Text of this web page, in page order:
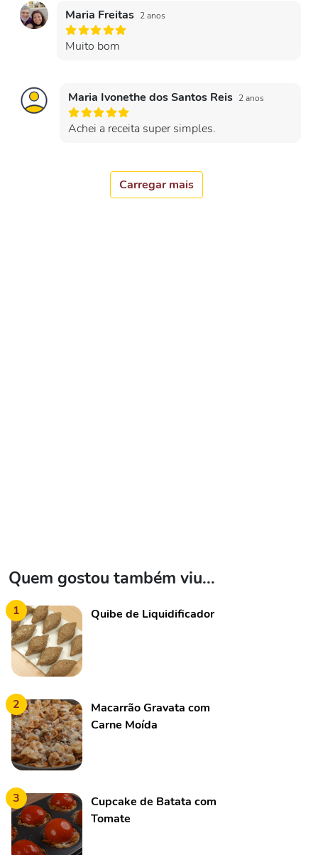
Maria Freitas 2 anos
Muito bom
Maria Ivonethe dos Santos Reis 2 anos
Achei a receita super simples.
Carregar mais
Quem gostou também viu...
1 Quibe de Liquidificador
2
Macarrão Gravata com
Carne Moída
3
Cupcake de Batata com
Tomate